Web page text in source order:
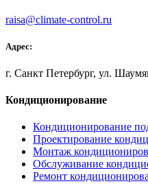
raisa@climate-control.ru
Адрес:
г. Санкт Петербург, ул.
Кондиционирование
Кондиционирование
Проектирование
Монтаж
Обслуживание
Ремонт